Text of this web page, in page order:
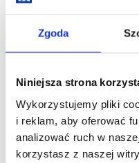
Zgoda
Niniejsza strona
Wykorzystujemy pliki
i reklam, aby oferować
analizować ruch w
korzystasz z naszej